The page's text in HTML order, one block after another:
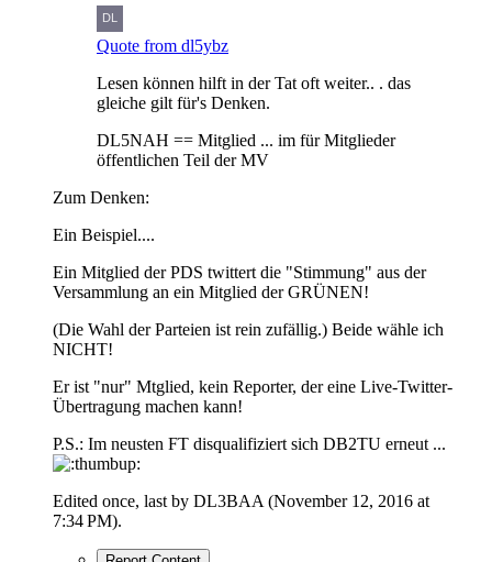
Quote from dl5ybz
Lesen können hilft in der Tat oft weiter.. . das
gleiche gilt für's Denken.
DL5NAH == Mitglied ... im für Mitglieder
öffentlichen Teil der MV
Zum Denken:
Ein Beispiel....
Ein Mitglied der PDS twittert die "Stimmung" aus der
Versammlung an ein Mitglied der GRÜNEN!
(Die Wahl der Parteien ist rein zufällig.) Beide wähle ich
NICHT!
Er ist "nur" Mtglied, kein Reporter, der eine Live-Twitter-
Übertragung machen kann!
P.S.: Im neusten FT disqualifiziert sich DB2TU erneut ...
Edited once, last by DL3BAA (November 12, 2016 at
7:34 PM).